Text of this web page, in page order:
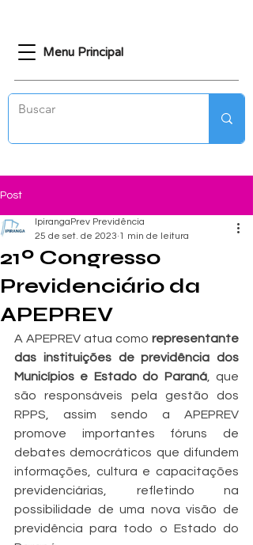
Menu Principal
Post
21º Congresso
Previdenciário da
APEPREV
IpirangaPrev Previdência
25 de set. de 2023 1 min de leitura
A APEPREV atua como representante
das instituições de previdência dos
Municípios e Estado do Paraná, que
são responsáveis pela gestão dos
RPPS, assim sendo a APEPREV
promove importantes fóruns de
debates democráticos que difundem
informações, cultura e capacitações
previdenciárias, refletindo na
possibilidade de uma nova visão de
previdência para todo o Estado do